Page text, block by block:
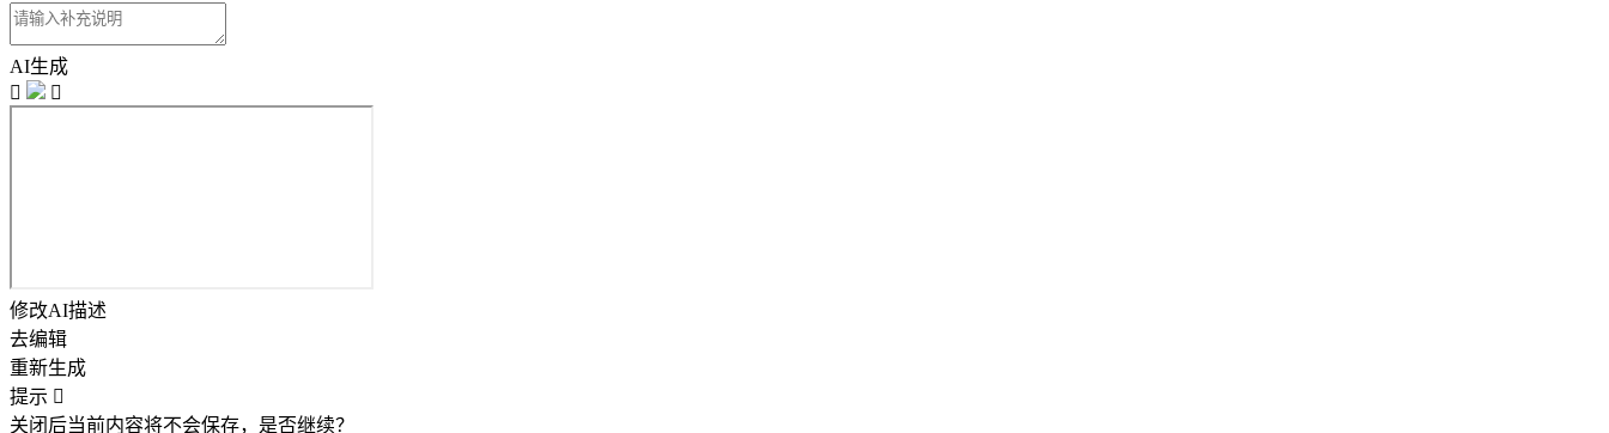
AI生成


修改AI描述
去编辑
重新生成
提示 
关闭后当前内容将不会保存，是否继续？